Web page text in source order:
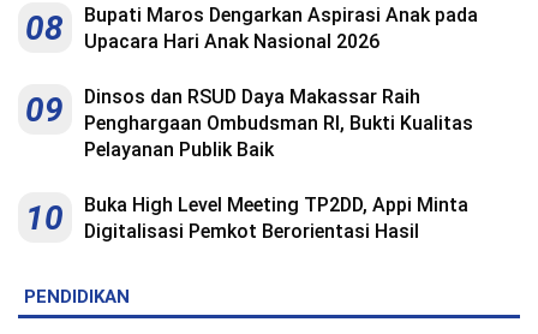
08
Bupati Maros Dengarkan Aspirasi Anak pada
Upacara Hari Anak Nasional 2026
09
Dinsos dan RSUD Daya Makassar Raih
Penghargaan Ombudsman RI, Bukti Kualitas
Pelayanan Publik Baik
10
Buka High Level Meeting TP2DD, Appi Minta
Digitalisasi Pemkot Berorientasi Hasil
PENDIDIKAN